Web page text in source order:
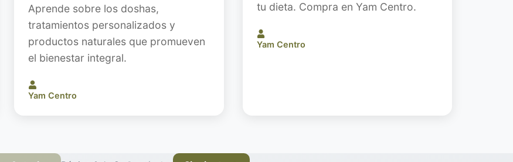
Aprende sobre los doshas,
tratamientos personalizados y
productos naturales que promueven
el bienestar integral.
Yam Centro
tu dieta. Compra en Yam Centro.
Yam Centro